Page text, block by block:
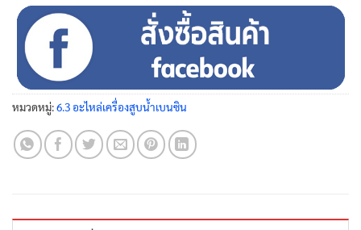
หมวดหมู่:6.3 อะไหล่เครื่องสูบน้ำเบนซิน